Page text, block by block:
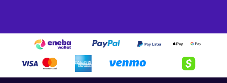
blazing, hostages as pawns, or released as a show of mercy.
Play solo or team up with trusted friends to conquer heists
and embrace the thrill of the perfect score.